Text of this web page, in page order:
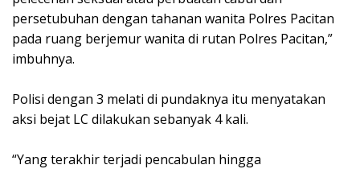
persetubuhan dengan tahanan wanita Polres Pacitan
pada ruang berjemur wanita di rutan Polres Pacitan,”
imbuhnya.
Polisi dengan 3 melati di pundaknya itu menyatakan
aksi bejat LC dilakukan sebanyak 4 kali.
“Yang terakhir terjadi pencabulan hingga